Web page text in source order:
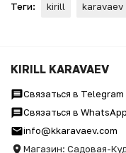
Теги: kirill karavaev
KIRILL KARAVAEV
Связаться в Telegram
Связаться в WhatsApp
info@kkaravaev.com
Магазин: Садовая-